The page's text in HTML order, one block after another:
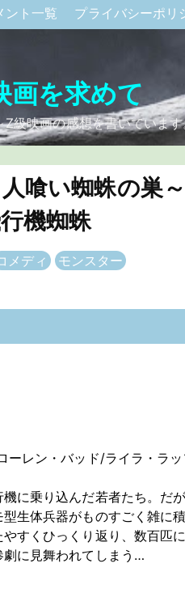
ント一覧 プライバシーポリ
画を求めて
級映画の感想を書いていま
喰い蜘蛛の巣
機蜘蛛
メディ モンスター
ーレン・バッド/ライラ・ラッ
に乗り込んだ若者たち。だ
生体兵器がものすごく雑に
すくひっくり返り、数百匹
に見舞われてしまう…